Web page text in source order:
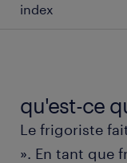
index
les différents
travailler en
qu'est-ce
Le frigoriste
». En tant que